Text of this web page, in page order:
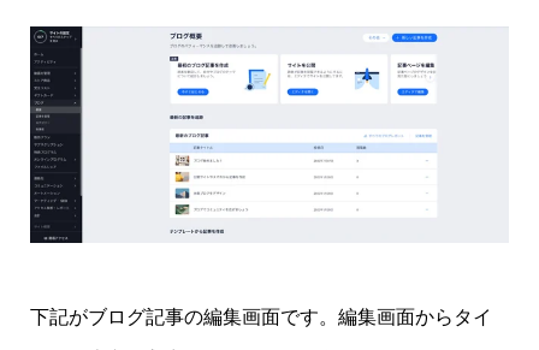
下記がブログ記事の編集画面です。編集画面からタイ